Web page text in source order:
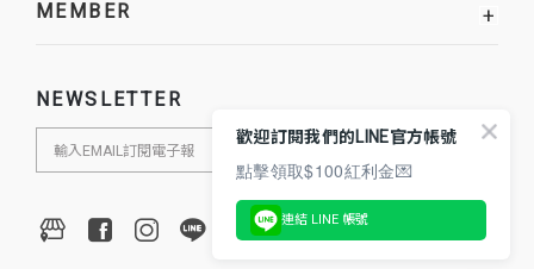
MEMBER +
NEWSLETTER
歡迎訂閱我們的LINE官方帳號
點擊領取$100紅利金💌
連結 LINE 帳號